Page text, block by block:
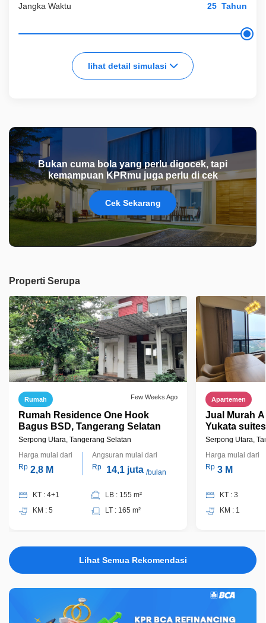
Jangka Waktu Tahun
lihat detail simulasi
Bukan cuma bola yang perlu digocek, tapi
kemampuan KPRmu juga perlu di cek
Cek Sekarang
Properti Serupa
Rumah Few Weeks Ago
Rumah Residence One Hook
Bagus BSD, Tangerang Selatan
Serpong Utara, Tangerang Selatan
Harga mulai dari
Rp 2,8 M
Angsuran mulai dari
Rp
14,1 juta /bulan
KT : 4+1
KM : 5
LB : 155 m²
LT : 165 m²
Apartemen
Jual Murah
Yukata
Serpong Utara,
Harga mulai dari
Rp 3 M
KT : 3
KM : 1
Lihat Semua Rekomendasi